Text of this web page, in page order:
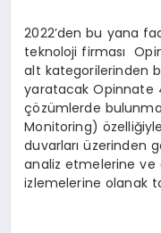
2022’den bu yana
teknoloji firması
alt kategorilerinden
yaratacak Opinnate
çözümlerde
Monitoring)
duvarları üzerinden
analiz etmelerine ve
izlemelerine olanak